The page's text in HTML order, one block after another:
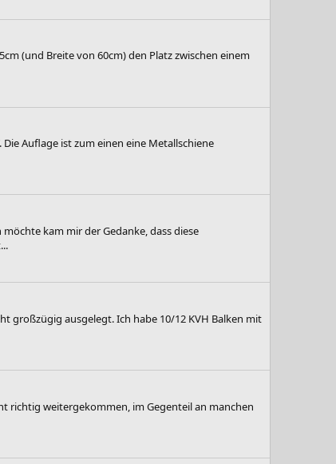
(und Breite von 60cm) den Platz zwischen einem
Auflage ist zum einen eine Metallschiene
kam mir der Gedanke, dass diese
großzügig ausgelegt. Ich habe 10/12 KVH Balken mit
richtig weitergekommen, im Gegenteil an manchen